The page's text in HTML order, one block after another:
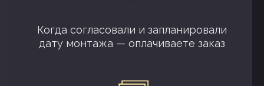
Когда согласовали и запланировали
дату монтажа — оплачиваете заказ